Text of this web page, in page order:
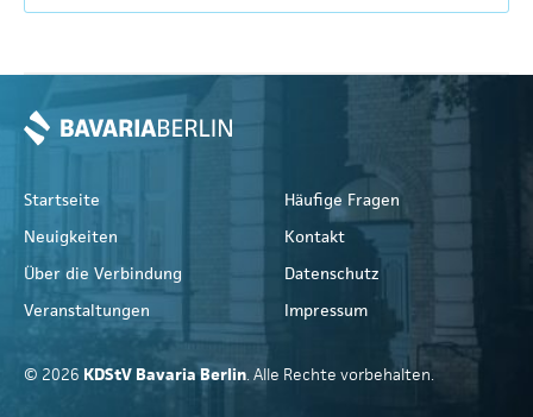
Startseite
Neuigkeiten
Über die Verbindung
Veranstaltungen
Häufige Fragen
Kontakt
Datenschutz
Impressum
© 2026 KDStV Bavaria Berlin. Alle Rechte vorbehalten.